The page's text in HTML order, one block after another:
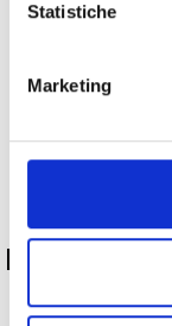
Statistiche
Marketing
Codice
Pietre
La nostra